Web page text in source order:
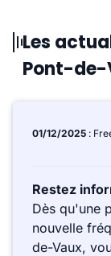
Les
Pont-de-
01/12/2025 :
Restez
Dès qu'une
nouvelle
de-Vaux,